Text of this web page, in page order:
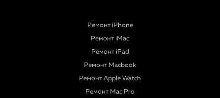
Ремонт iPhone
Ремонт iMac
Ремонт iPad
Ремонт Macbook
Ремонт Apple Watch
Ремонт Mac Pro